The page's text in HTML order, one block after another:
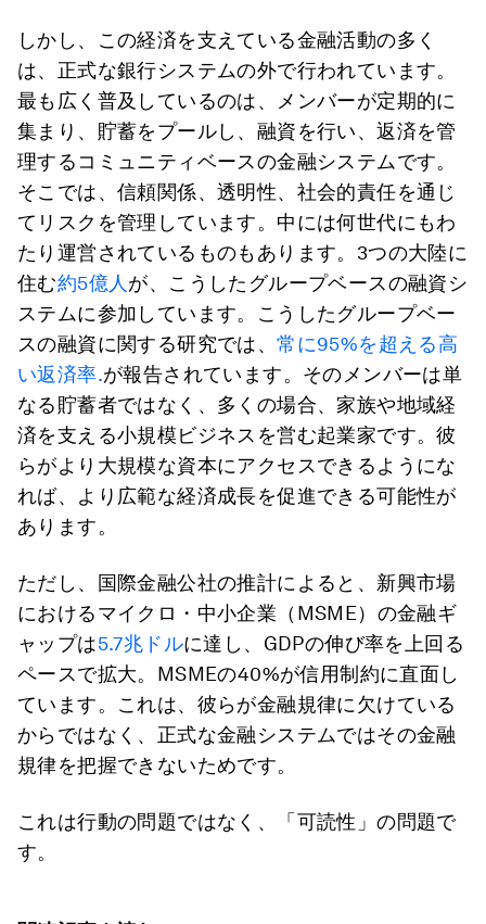
しかし、この経済を支えている金融活動の多く
は、正式な銀行システムの外で行われています。
最も広く普及しているのは、メンバーが定期的に
集まり、貯蓄をプールし、融資を行い、返済を管
理するコミュニティベースの金融システムです。
そこでは、信頼関係、透明性、社会的責任を通じ
てリスクを管理しています。中には何世代にもわ
たり運営されているものもあります。3つの大陸に
住む約5億人 が、こうしたグループベースの融資シ
ステムに参加しています。こうしたグループベー
スの融資に関する研究では、常に95%を超える高
い返済率.が報告されています。そのメンバーは単
なる貯蓄者ではなく、多くの場合、家族や地域経
済を支える小規模ビジネスを営む起業家です。彼
らがより大規模な資本にアクセスできるようにな
れば、より広範な経済成長を促進できる可能性が
あります。
ただし、国際金融公社の推計によると、新興市場
におけるマイクロ・中小企業（MSME）の金融ギ
ャップは5.7兆ドルに達し、GDPの伸び率を上回る
ペースで拡大。MSMEの40%が信用制約に直面し
ています。これは、彼らが金融規律に欠けている
からではなく、正式な金融システムではその金融
規律を把握できないためです。
これは行動の問題ではなく、「可読性」の問題で
す。